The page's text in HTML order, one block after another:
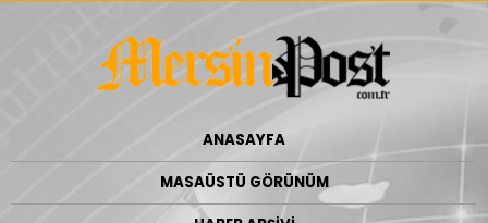
ANASAYFA
MASAÜSTÜ GÖRÜNÜM